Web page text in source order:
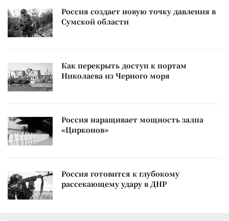
Россия создает новую точку давления в
Сумской области
Как перекрыть доступ к портам
Николаева из Черного моря
Россия наращивает мощность залпа
«Цирконов»
Россия готовится к глубокому
рассекающему удару в ДНР